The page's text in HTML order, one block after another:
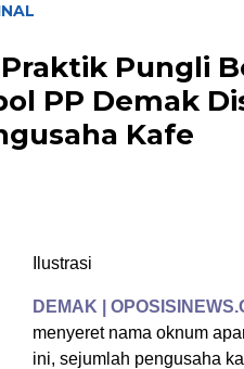
Pungli
PP Demak
Kafe
Ilustrasi
DEMAK |
menyeret nama oknum
ini, sejumlah pengusaha